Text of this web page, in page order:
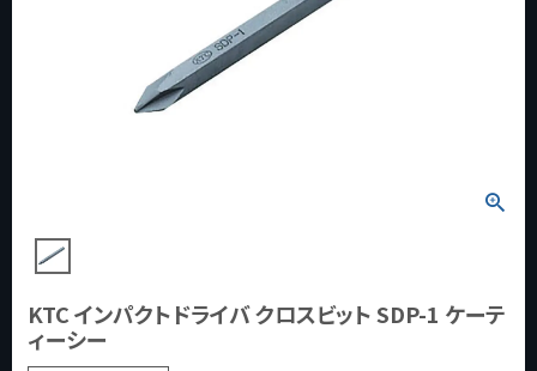
KTC インパクトドライバ クロスビット SDP-1 ケーテ
ィーシー